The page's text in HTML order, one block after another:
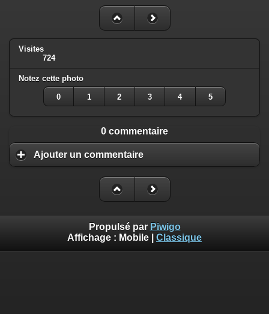
Visites
724
Notez cette photo
0 1 2 3 4 5
0 commentaire
Ajouter un commentaire
Propulsé par Piwigo
Affichage : Mobile Classique